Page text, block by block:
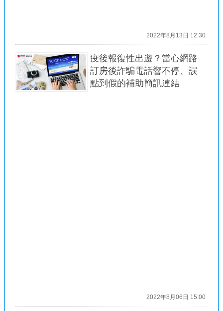
2022年8月13日 12:30
疫後報復性出遊？當心網路
訂房後詐騙電話響不停、誤
點到假的補助簡訊連結
2022年8月06日 15:00